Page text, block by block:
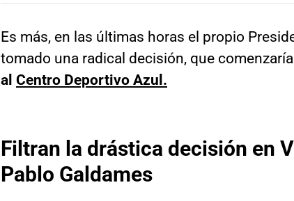
Es más, en las últimas horas el propio
tomado una radical decisión, que comenzaría
al Centro Deportivo Azul.
Filtran la drástica decisión en
Pablo Galdames